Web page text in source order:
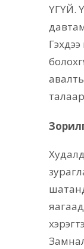
ҮГҮЙ.